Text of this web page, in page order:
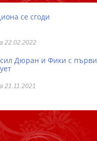
се сгоди
22.02.2022
Дюран и Фики с първи
21.11.2021